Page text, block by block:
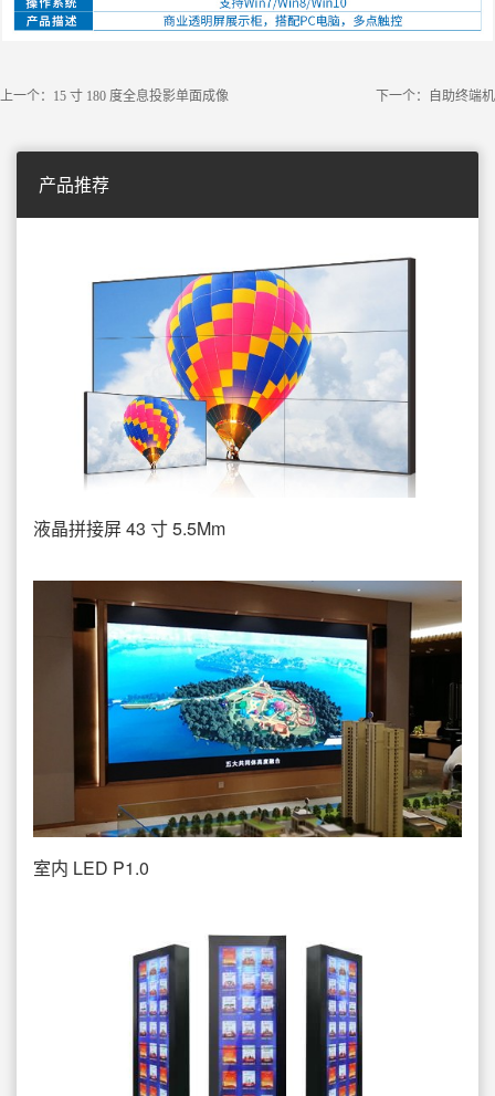
上一个：15 寸 180 度全息投影单面成像 下一个：自助终端机
产品推荐
液晶拼接屏 43 寸 5.5Mm
室内 LED P1.0